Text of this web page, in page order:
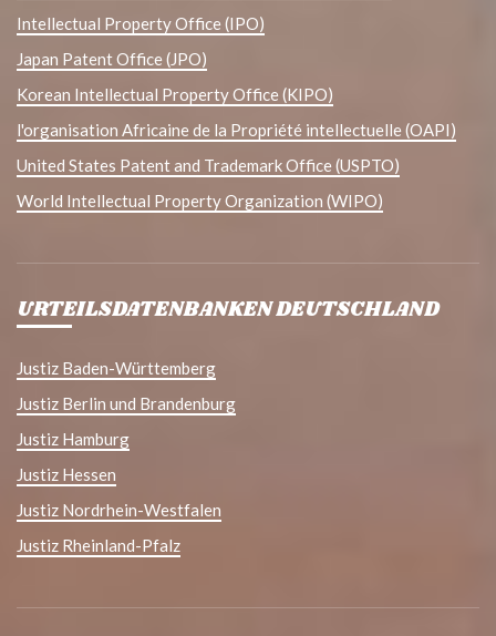
Intellectual Property Office (IPO)
Japan Patent Office (JPO)
Korean Intellectual Property Office (KIPO)
l'organisation Africaine de la Propriété intellectuelle (OAPI)
United States Patent and Trademark Office (USPTO)
World Intellectual Property Organization (WIPO)
URTEILSDATENBANKEN DEUTSCHLAND
Justiz Baden-Württemberg
Justiz Berlin und Brandenburg
Justiz Hamburg
Justiz Hessen
Justiz Nordrhein-Westfalen
Justiz Rheinland-Pfalz